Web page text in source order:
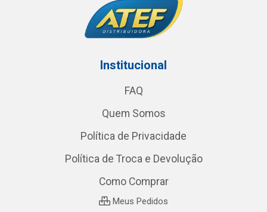
Institucional
FAQ
Quem Somos
Política de Privacidade
Política de Troca e Devolução
Como Comprar
Meus Pedidos